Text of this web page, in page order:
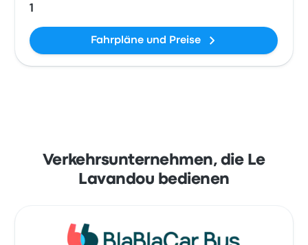
1
Fahrpläne und Preise
Verkehrsunternehmen, die Le
Lavandou bedienen